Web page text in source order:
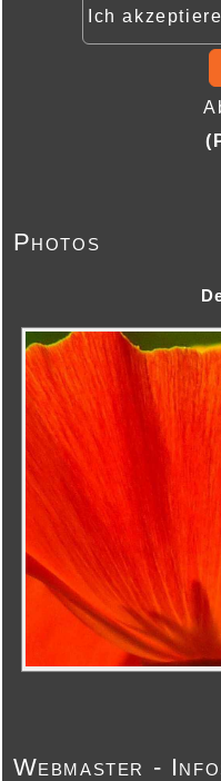
Ich
Photos
Webmaster -